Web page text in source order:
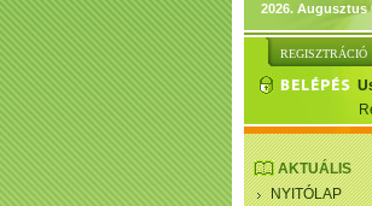
2026. Augusztus
REGISZTRÁCIÓ
AKTUÁLIS
NYITÓLAP